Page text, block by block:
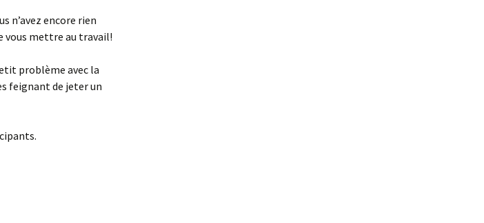
n’avez encore rien
vous mettre au travail!
problème avec la
feignant de jeter un